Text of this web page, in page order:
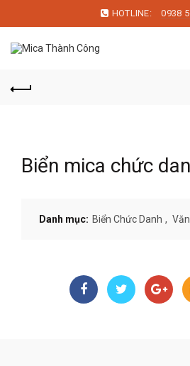
HOTLINE: 0938
Biển mica chức
Danh mục: Biển Chức Danh ,